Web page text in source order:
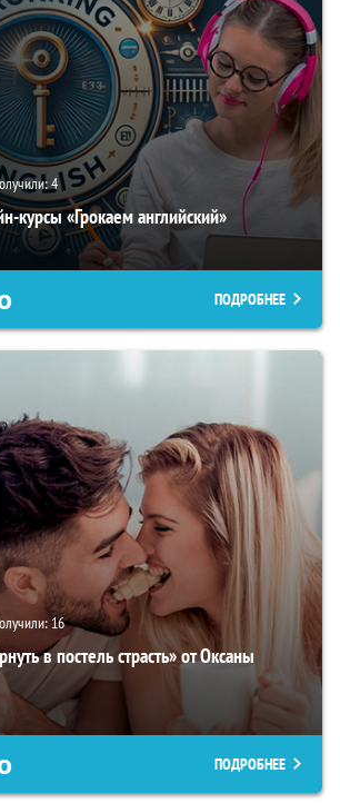
4
курсы «Грокаем английский»
ПОДРОБНЕЕ
16
в постель страсть» от Оксаны
ПОДРОБНЕЕ